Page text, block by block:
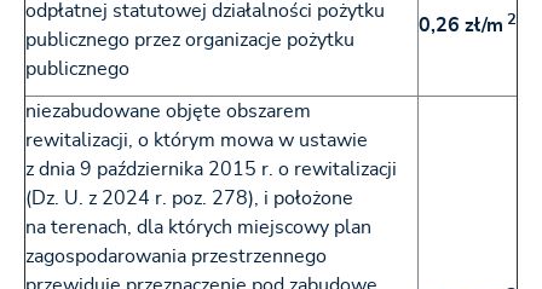
odpłatnej statutowej działalności pożytku
publicznego przez organizacje pożytku
publicznego
0,26 zł/m 2
niezabudowane objęte obszarem
rewitalizacji, o którym mowa w ustawie
z dnia 9 października 2015 r. o rewitalizacji
(Dz. U. z 2024 r. poz. 278), i położone
na terenach, dla których miejscowy plan
zagospodarowania przestrzennego